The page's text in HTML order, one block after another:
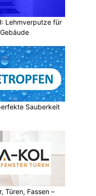
Lehmverputze für
Sauberkeit
Türen, Fassen –